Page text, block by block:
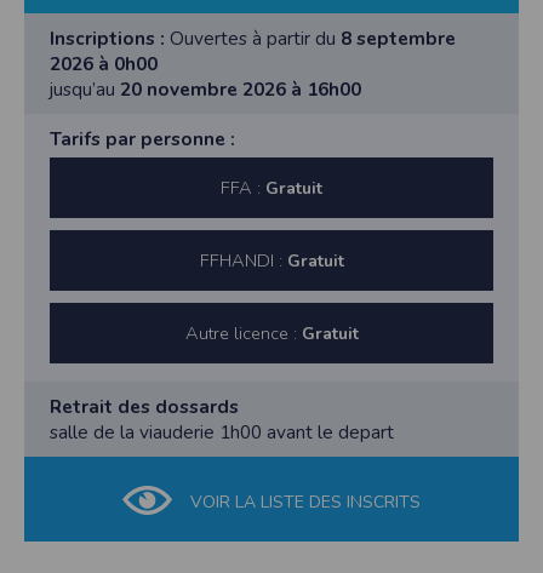
Inscriptions : Ouvertes à partir du 8 septembre
2026 à 0h00
jusqu’au 20 novembre 2026 à 16h00
Tarifs par personne :
FFA : Gratuit
FFHANDI : Gratuit
Autre licence : Gratuit
Retrait des dossards
salle de la viauderie 1h00 avant le depart
VOIR LA LISTE DES INSCRITS